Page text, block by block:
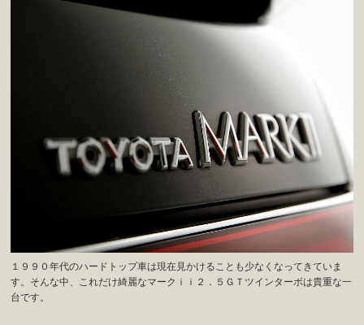
１９９０年代のハードトップ車は現在見かけることも少なくなってきていま
す。そんな中、これだけ綺麗なマークｉｉ２．５ＧＴツインターボは貴重な一
台です。